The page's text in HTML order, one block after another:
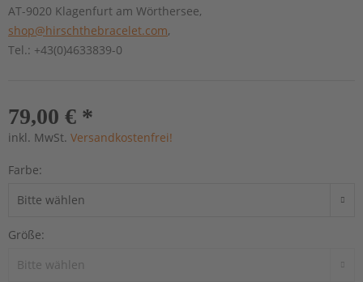
AT-9020 Klagenfurt am Wörthersee,
shop@hirschthebracelet.com,
Tel.: +43(0)4633839-0
79,00 € *
inkl. MwSt. Versandkostenfrei!
Farbe:
Größe: